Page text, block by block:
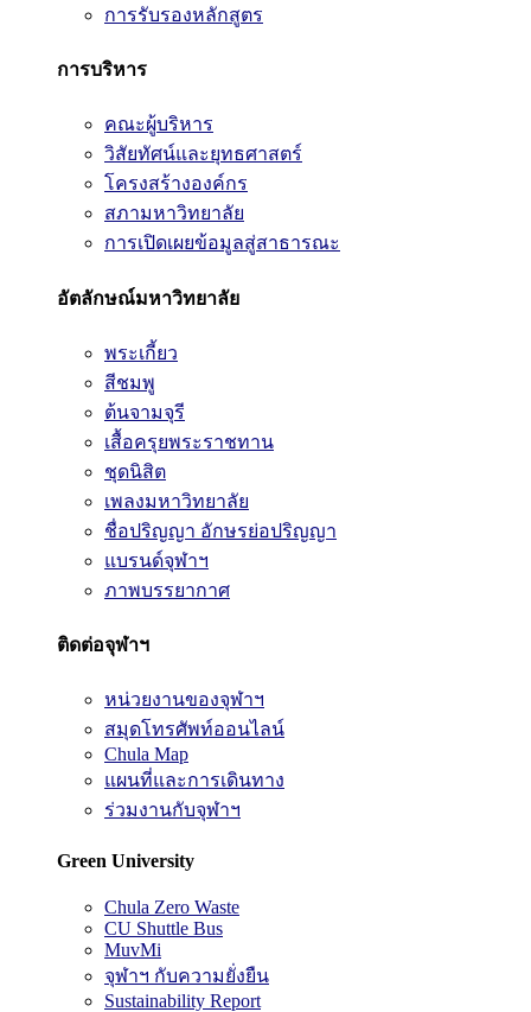
การรับรองหลักสูตร
การบริหาร
คณะผู้บริหาร
วิสัยทัศน์และยุทธศาสตร์
โครงสร้างองค์กร
สภามหาวิทยาลัย
การเปิดเผยข้อมูลสู่สาธารณะ
อัตลักษณ์มหาวิทยาลัย
พระเกี้ยว
สีชมพู
ต้นจามจุรี
เสื้อครุยพระราชทาน
ชุดนิสิต
เพลงมหาวิทยาลัย
ชื่อปริญญา อักษรย่อปริญญา
แบรนด์จุฬาฯ
ภาพบรรยากาศ
ติดต่อจุฬาฯ
หน่วยงานของจุฬาฯ
สมุดโทรศัพท์ออนไลน์
Chula Map
แผนที่และการเดินทาง
ร่วมงานกับจุฬาฯ
Green University
Chula Zero Waste
CU Shuttle Bus
MuvMi
จุฬาฯ กับความยั่งยืน
Sustainability Report